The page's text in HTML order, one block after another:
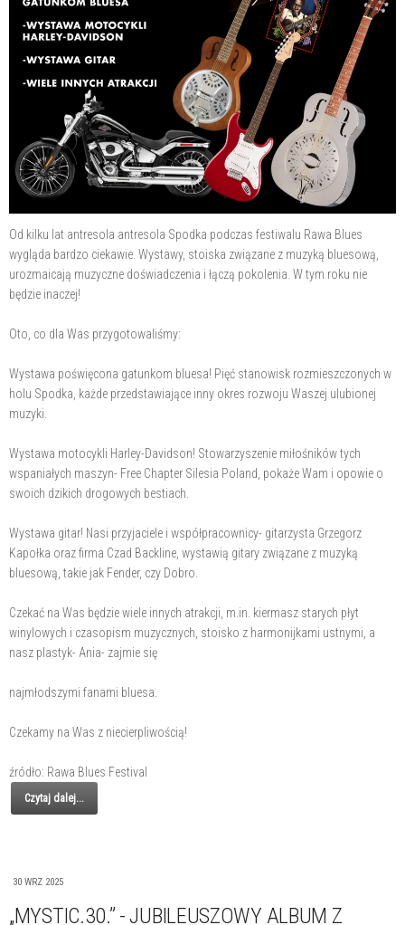
Od kilku lat antresola antresola Spodka podczas festiwalu Rawa Blues
wygląda bardzo ciekawie. Wystawy, stoiska związane z muzyką bluesową,
urozmaicają muzyczne doświadczenia i łączą pokolenia. W tym roku nie
będzie inaczej!
Oto, co dla Was przygotowaliśmy:
Wystawa poświęcona gatunkom bluesa! Pięć stanowisk rozmieszczonych w
holu Spodka, każde przedstawiające inny okres rozwoju Waszej ulubionej
muzyki.
Wystawa motocykli Harley-Davidson! Stowarzyszenie miłośników tych
wspaniałych maszyn- Free Chapter Silesia Poland, pokaże Wam i opowie o
swoich dzikich drogowych bestiach.
Wystawa gitar! Nasi przyjaciele i współpracownicy- gitarzysta Grzegorz
Kapołka oraz firma Czad Backline, wystawią gitary związane z muzyką
bluesową, takie jak Fender, czy Dobro.
Czekać na Was będzie wiele innych atrakcji, m.in. kiermasz starych płyt
winylowych i czasopism muzycznych, stoisko z harmonijkami ustnymi, a
nasz plastyk- Ania- zajmie się
najmłodszymi fanami bluesa.
Czekamy na Was z niecierpliwością!
źródło: Rawa Blues Festival
Czytaj dalej...
30 WRZ 2025
„MYSTIC.30.” - JUBILEUSZOWY ALBUM Z